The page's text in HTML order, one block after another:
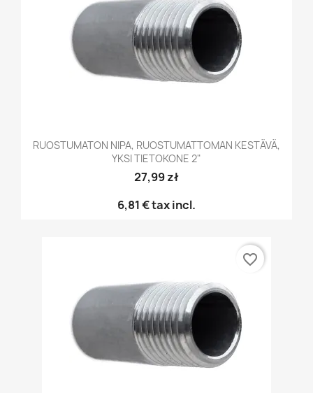
RUOSTUMATON NIPA, RUOSTUMATTOMAN KESTÄVÄ,
YKSI TIETOKONE 2"
27,99 zł
6,81 €tax incl.
favorite_border